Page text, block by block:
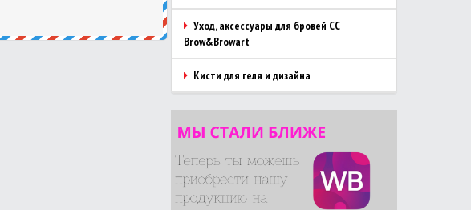
Уход, аксессуары для бровей CC
Brow&Browart
Кисти для геля и дизайна